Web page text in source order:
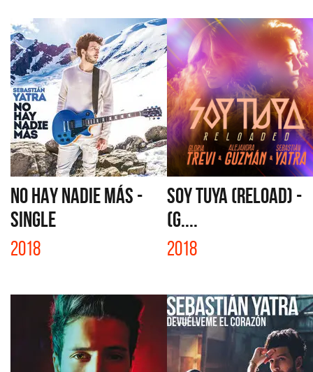
NO HAY NADIE MÁS -
SINGLE
2018
SOY TUYA (RELOAD) -
(G....
2018